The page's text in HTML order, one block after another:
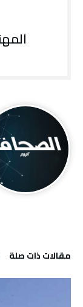
‫مقالات ذات صلة‬